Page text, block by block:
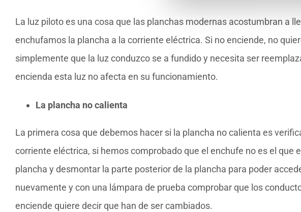
La luz piloto es una cosa que las planchas modernas acostumbran a
enchufamos la plancha a la corriente eléctrica. Si no enciende, no
simplemente que la luz conduzco se a fundido y necesita ser
encienda esta luz no afecta en su funcionamiento.
La plancha no calienta
La primera cosa que debemos hacer si la plancha no calienta es
corriente eléctrica, si hemos comprobado que el enchufe no es el que
plancha y desmontar la parte posterior de la plancha para poder
nuevamente y con una lámpara de prueba comprobar que los
enciende quiere decir que han de ser cambiados.